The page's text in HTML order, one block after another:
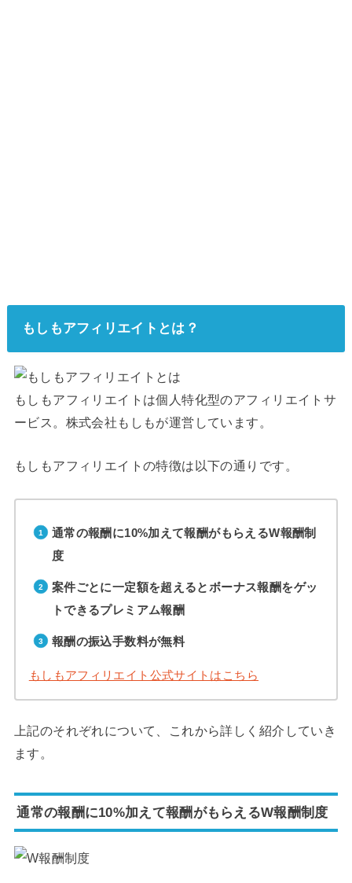
もしもアフィリエイトとは？
もしもアフィリエイトは個人特化型のアフィリエイトサ
ービス。株式会社もしもが運営しています。
もしもアフィリエイトの特徴は以下の通りです。
通常の報酬に10%加えて報酬がもらえるW報酬制
度
案件ごとに一定額を超えるとボーナス報酬をゲッ
トできるプレミアム報酬
報酬の振込手数料が無料
もしもアフィリエイト公式サイトはこちら
上記のそれぞれについて、これから詳しく紹介していき
ます。
通常の報酬に10%加えて報酬がもらえるW報酬制度